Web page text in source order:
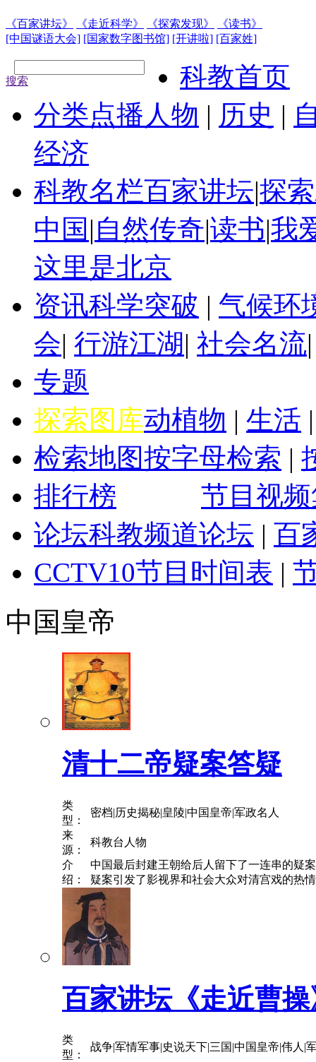
《百家讲坛》 《走近科学》 《探索发现》
《读书》
[中国谜语大会] [国家数字图书馆] [开讲啦] [百家姓]
搜索
科教首页
分类点播 人物 | 历史 |
经济
科教名栏百家讲坛|探
中国 |自然传奇|读书|我
这里是北京
资讯科学突破 | 气候环
会| 行游江湖| 社会名流
专题
探索图库动植物 | 生活
检索地图按字母检索 |
排行榜
节目视
论坛科教频道论坛 | 百
CCTV10节目时间表 |
中国皇帝
清十二帝疑案答疑
类
型：
密档|历史揭秘|皇陵|中国皇帝|军政名人
来
源：
科教台人物
介
绍：
中国最后封建王朝给后人留下了一连串的疑
疑案引发了影视界和社会大众对清宫戏的热
百家讲坛《走近曹操
类
型：
战争|军情军事|史说天下|三国|中国皇帝|伟人|